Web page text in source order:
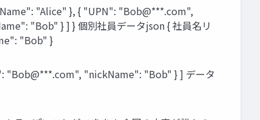
"Alice" }, { "UPN": "Bob@***.com",
"Bob" } ] } 個別社員データjson { 社員名リ
"Bob" }
"Bob@***.com", "nickName": "Bob" } ] データ